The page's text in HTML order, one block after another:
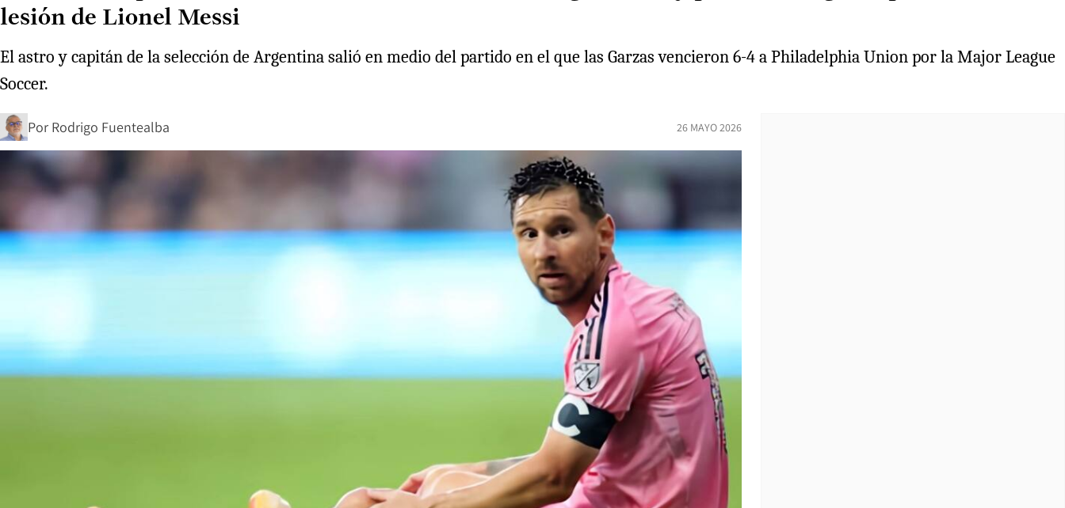
lesión de Lionel Messi
El astro y capitán de la selección de Argentina salió en medio del partido en el que las Garzas vencieron 6-4 a Philadelphia Union por la Major League
Soccer.
Por Rodrigo Fuentealba 26 MAYO 2026